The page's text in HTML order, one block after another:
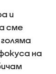
и
сме
на